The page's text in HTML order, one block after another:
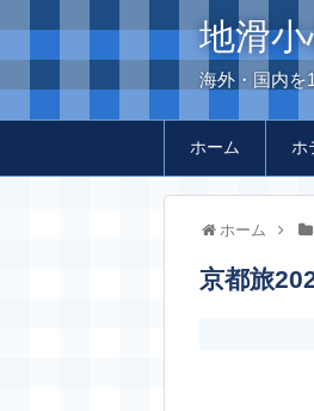
地滑
海外・国内を
ホーム ホ
ホーム
京都旅